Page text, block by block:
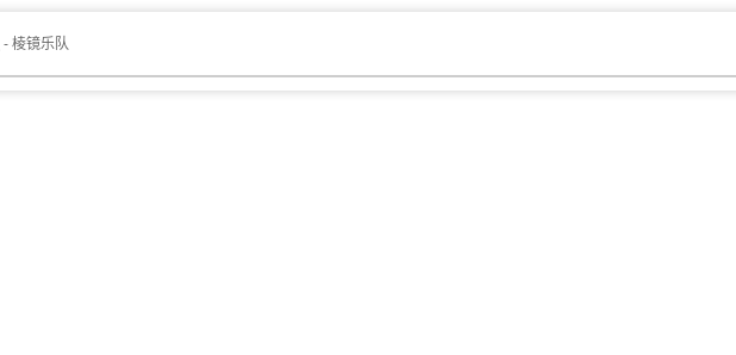
- 棱镜乐队